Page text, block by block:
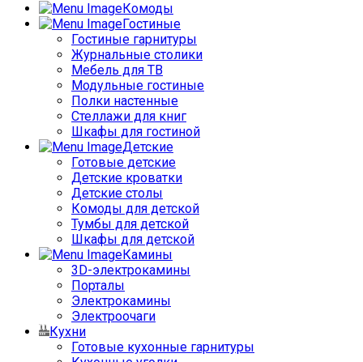
Комоды
Гостиные
Гостиные гарнитуры
Журнальные столики
Мебель для ТВ
Модульные гостиные
Полки настенные
Стеллажи для книг
Шкафы для гостиной
Детские
Готовые детские
Детские кроватки
Детские столы
Комоды для детской
Тумбы для детской
Шкафы для детской
Камины
3D-электрокамины
Порталы
Электрокамины
Электроочаги
Кухни
Готовые кухонные гарнитуры